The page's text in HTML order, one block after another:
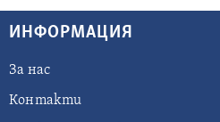
ИНФОРМАЦИЯ
За нас
Контакти